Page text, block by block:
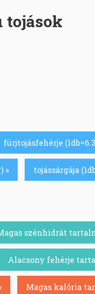
tojások
fürjtojásfehérje
» tojássárgája
szénhidrát
Alacsony fehérje
Magas kalória